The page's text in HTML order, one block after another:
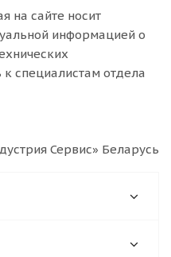
на сайте носит
информацией о
специалистам отдела
Сервис» Беларусь